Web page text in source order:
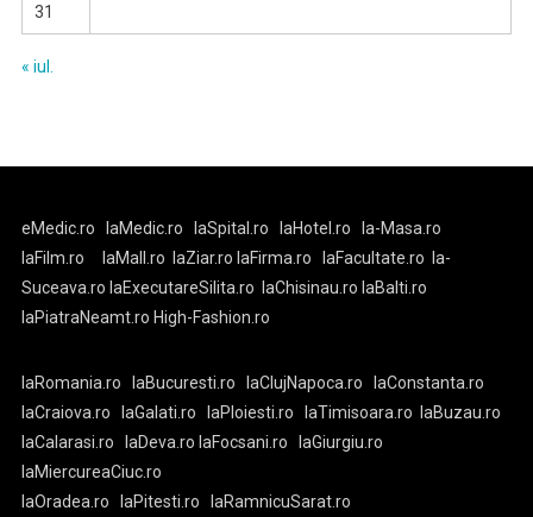
31
« iul.
eMedic.ro laMedic.ro laSpital.ro laHotel.ro
la-Masa.ro
laFilm.ro
laMall.ro laZiar.ro laFirma.ro laFacultate.ro
la-
Suceava.ro laExecutareSilita.ro laChisinau.ro laBalti.ro
laPiatraNeamt.ro High-Fashion.ro
laRomania.ro laBucuresti.ro laClujNapoca.ro
laConstanta.ro
laCraiova.ro
laGalati.ro laPloiesti.ro laTimisoara.ro
laBuzau.ro
laCalarasi.ro
laDeva.ro laFocsani.ro
laGiurgiu.ro
laMiercureaCiuc.ro
laOradea.ro
laPitesti.ro laRamnicuSarat.ro